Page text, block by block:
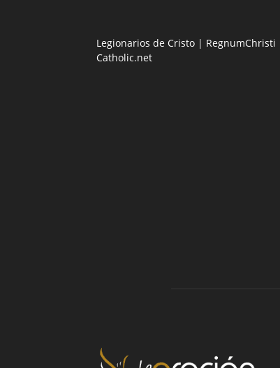
Legionarios de Cristo | RegnumChristi
Catholic.net